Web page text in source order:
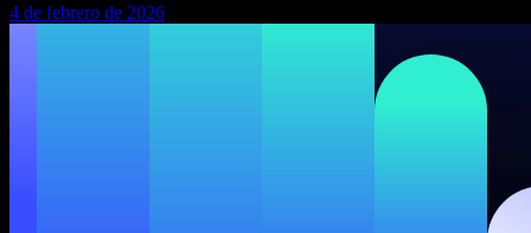
4 de febrero de 2026